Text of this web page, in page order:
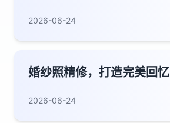
2026-06-24
婚纱照精修，打造完美回忆
2026-06-24